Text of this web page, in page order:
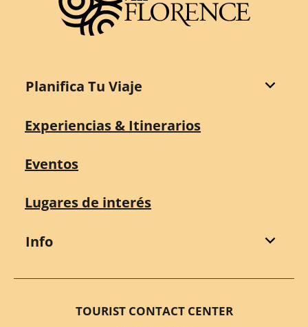
Planifica Tu Viaje
Experiencias & Itinerarios
Eventos
Lugares de interés
Info
TOURIST CONTACT CENTER